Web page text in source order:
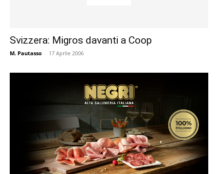
Svizzera: Migros davanti a Coop
M. Pautasso - 17 Aprile 2006